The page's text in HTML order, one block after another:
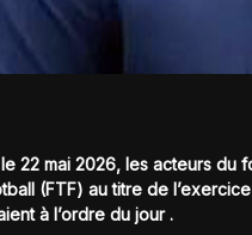
22 mai 2026, les acteurs
(FTF) au titre de
à l’ordre du jour .